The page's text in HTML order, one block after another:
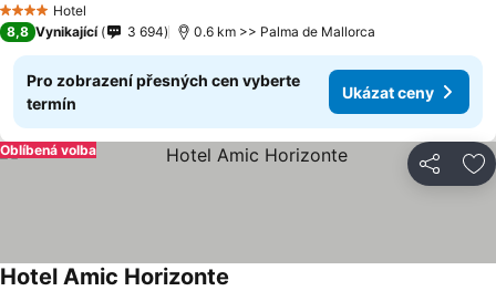
4 Počet hvězdiček
Hotel
8,8 Vynikající 3 694 0.6 km >> Palma de Mallorca
Pro zobrazení přesných cen vyberte
termín
Ukázat ceny
Sdílet
Oblíbená volba
Hotel Amic Horizonte